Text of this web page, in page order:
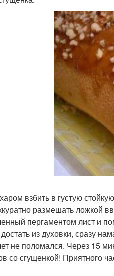
взбить в густую
размешать ложкой
пергаментом лист и
из духовки, сразу
не поломался. Через 15
со сгущенкой! Приятного